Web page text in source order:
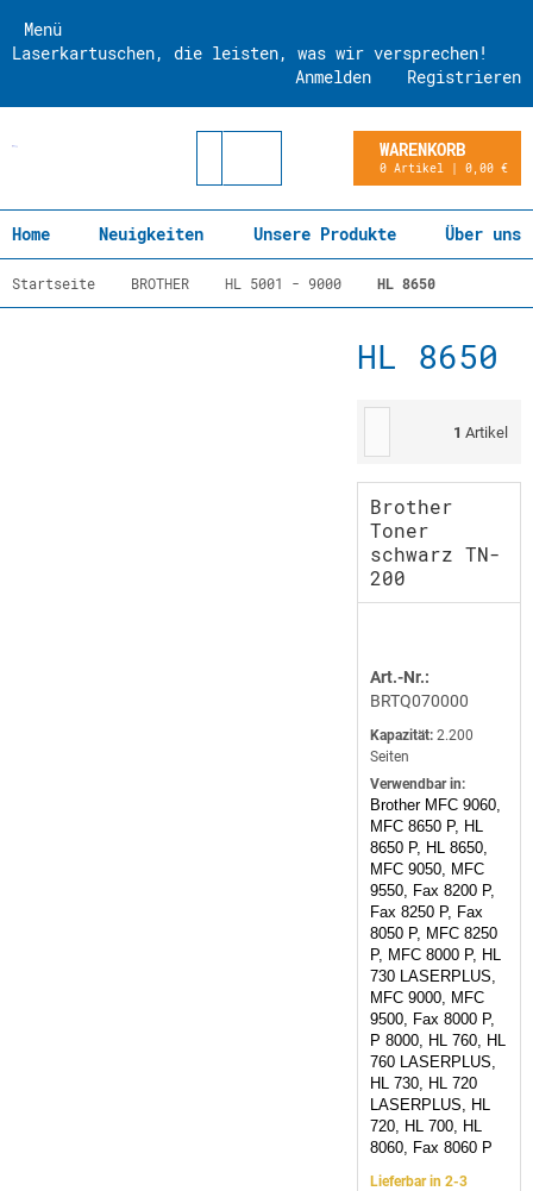
Menü
Laserkartuschen, die leisten, was wir versprechen!
Registrieren
Anmelden
WARENKORB
0 Artikel | 0,00 €
Home Neuigkeiten Unsere Produkte Über uns
Startseite BROTHER HL 5001 - 9000 HL 8650
HL 8650
1 Artikel
Brother
Toner
schwarz TN-
200
Art.-Nr.:
BRTQ070000
Kapazität: 2.200
Seiten
Verwendbar in:
Brother MFC 9060,
MFC 8650 P, HL
8650 P, HL 8650,
MFC 9050, MFC
9550, Fax 8200 P,
Fax 8250 P, Fax
8050 P, MFC 8250
P, MFC 8000 P, HL
730 LASERPLUS,
MFC 9000, MFC
9500, Fax 8000 P,
P 8000, HL 760, HL
760 LASERPLUS,
HL 730, HL 720
LASERPLUS, HL
720, HL 700, HL
8060, Fax 8060 P
Lieferbar in 2-3